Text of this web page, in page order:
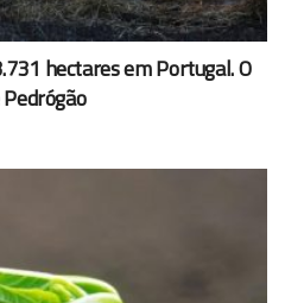
hectares em Portugal. O